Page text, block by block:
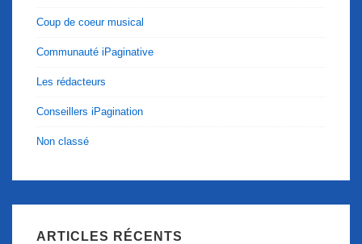
Coup de coeur musical
Communauté iPaginative
Les rédacteurs
Conseillers iPagination
Non classé
ARTICLES RÉCENTS